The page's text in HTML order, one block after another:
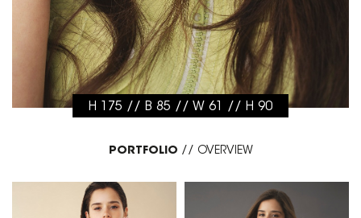
H 175 // B 85 // W 61 // H 90
PORTFOLIO // OVERVIEW